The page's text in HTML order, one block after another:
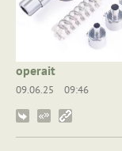
operait
09.06.25
09:46